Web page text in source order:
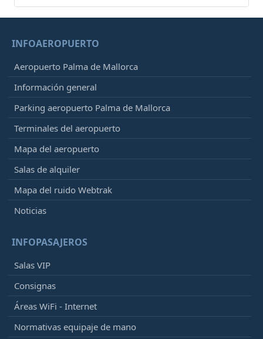
INFOAEROPUERTO
Aeropuerto Palma de Mallorca
Información general
Parking aeropuerto Palma de Mallorca
Terminales del aeropuerto
Mapa del aeropuerto
Salas de alquiler
Mapa del ruido Webtrak
Noticias
INFOPASAJEROS
Salas VIP
Consignas
Áreas WiFi - Internet
Normativas equipaje de mano